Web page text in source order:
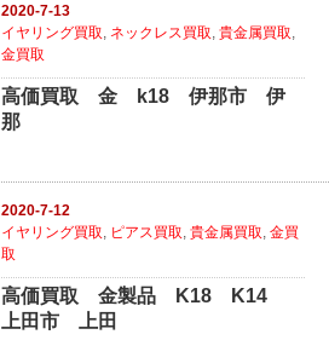
2020-7-13
イヤリング買取 ネックレス買取 ,貴金属買取
金買取
高価買取 金 k18 伊那市 伊
那
2020-7-12
イヤリング買取, ピアス買取,貴金属買取,金買
取
高価買取 金製品 K18 K14
上田市 上田